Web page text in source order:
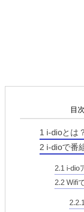
目
1 i-dioとは
2 i-dioで番
2.1 i-dio
2.2Wifi
2.2.1